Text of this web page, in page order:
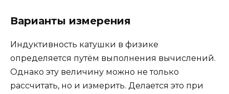
Варианты измерения
Индуктивность катушки в физике
определяется путём выполнения вычислений.
Однако эту величину можно не только
рассчитать, но и измерить. Делается это при